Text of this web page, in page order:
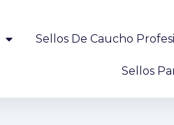
Sellos De Caucho
Sellos